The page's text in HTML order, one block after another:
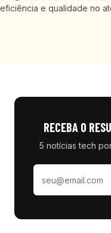
eficiência e qualidade no
RECEBA O
5 notícias tech